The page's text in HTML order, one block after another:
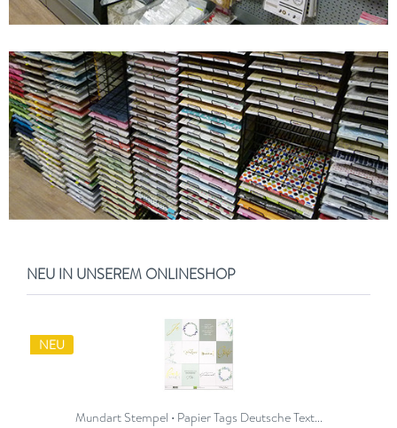
NEU IN UNSEREM ONLINESHOP
NEU
Mundart Stempel • Papier Tags Deutsche Text...